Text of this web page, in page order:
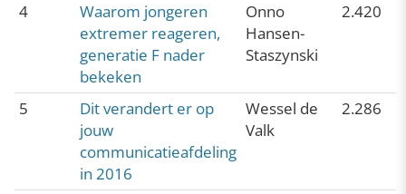
4
Waarom jongeren
extremer reageren,
generatie F nader
bekeken
Onno
Hansen-
Staszynski
2.420
5
Dit verandert er op
jouw
communicatieafdeling
in 2016
Wessel de
Valk
2.286